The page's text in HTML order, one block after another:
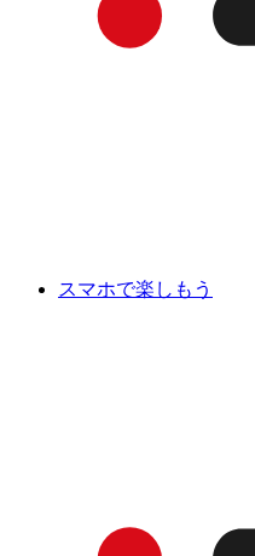
スマホで楽しもう